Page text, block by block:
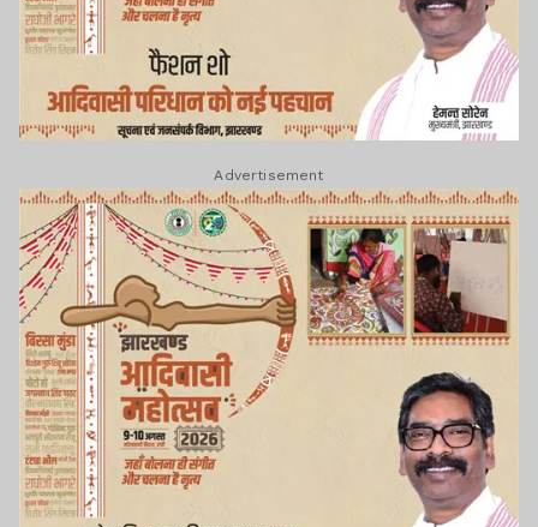
Advertisement